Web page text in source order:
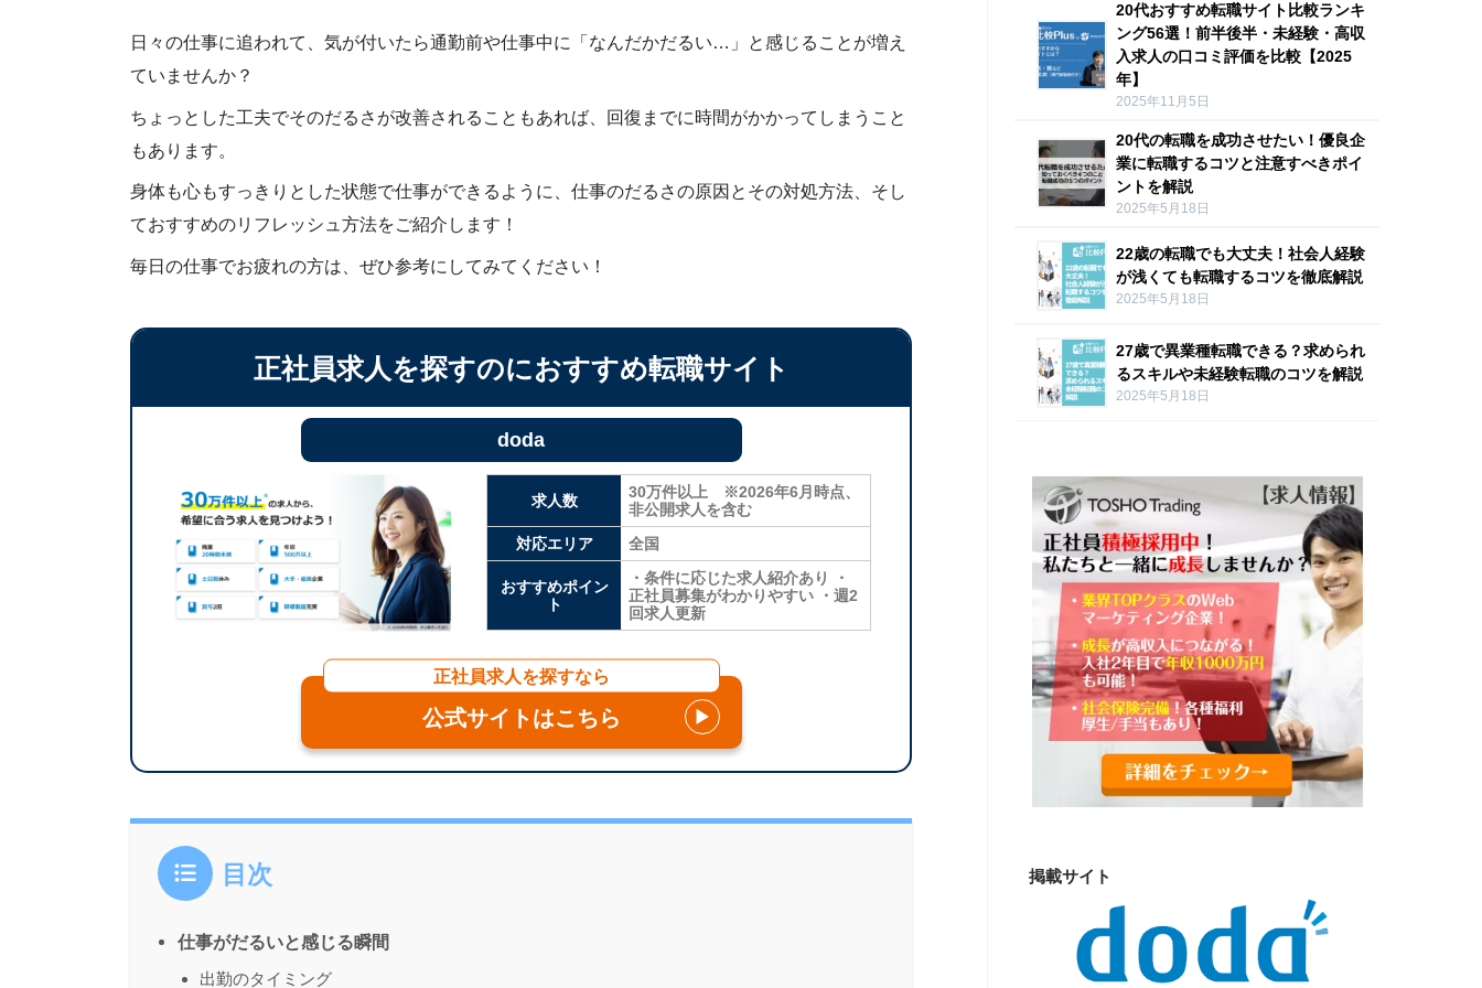
日々の仕事に追われて、気が付いたら通勤前や仕事中に「なんだかだるい…」と感じることが増え
ていませんか？
ちょっとした工夫でそのだるさが改善されることもあれば、回復までに時間がかかってしまうこと
もあります。
身体も心もすっきりとした状態で仕事ができるように、仕事のだるさの原因とその対処方法、そし
ておすすめのリフレッシュ方法をご紹介します！
毎日の仕事でお疲れの方は、ぜひ参考にしてみてください！
正社員求人を探すのにおすすめ転職サイト
doda
求人数
30万件以上 ※2026年6月時点、
非公開求人を含む
対応エリア
全国
おすすめポイン
ト
・条件に応じた求人紹介あり ・
正社員募集がわかりやすい ・週2
回求人更新
正社員求人を探すなら
公式サイトはこちら ▶
目次
仕事がだるいと感じる瞬間
出勤のタイミング
20代おすすめ転職サイト比較ランキ
ング56選！前半後半・未経験・高収
入求人の口コミ評価を比較【2025
年】
2025年11月5日
20代の転職を成功させたい！優良企
業に転職するコツと注意すべきポイ
ントを解説
2025年5月18日
22歳の転職でも大丈夫！社会人経験
が浅くても転職するコツを徹底解説
2025年5月18日
27歳で異業種転職できる？求められ
るスキルや未経験転職のコツを解説
2025年5月18日
掲載サイト